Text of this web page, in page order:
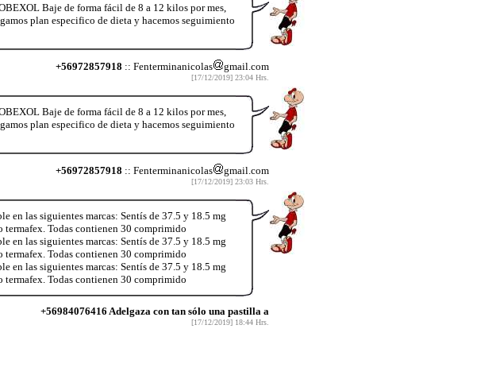
Baje de forma fácil de 8 a 12 kilos por mes,
plan especifico de dieta y hacemos seguimiento
+56972857918 :: Fenterminanicolas gmail.com
[17/12/2019] 23:04 Hrs.
Baje de forma fácil de 8 a 12 kilos por mes,
plan especifico de dieta y hacemos seguimiento
+56972857918 :: Fenterminanicolas gmail.com
[17/12/2019] 23:03 Hrs.
en las siguientes marcas: Sentís de 37.5 y 18.5 mg
Todas contienen 30 comprimido
en las siguientes marcas: Sentís de 37.5 y 18.5 mg
Todas contienen 30 comprimido
en las siguientes marcas: Sentís de 37.5 y 18.5 mg
Todas contienen 30 comprimido
+56984076416 Adelgaza con tan sólo una pastilla a
[17/12/2019] 18:44 Hrs.